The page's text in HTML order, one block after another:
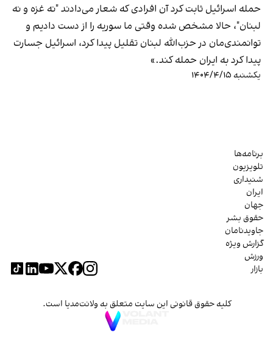
حمله اسرائیل ثابت کرد آن افرادی که شعار می‌دادند "نه غزه و نه
لبنان"، حالا مشخص شده وقتی ما سوریه را از دست دادیم و
توانمندی‌مان در حزب‌الله لبنان تقلیل پیدا کرد، اسرائیل جسارت
پیدا کرد به ایران حمله کند.»
یکشنبه ۱۴۰۴/۴/۱۵
برنامه‌ها
تلویزیون
شنیداری
ایران
جهان
حقوق بشر
جاویدنامان
گزارش ویژه
ورزش
بازار
کلیه حقوق قانونی این سایت متعلق به ولانت‌مدیا است.